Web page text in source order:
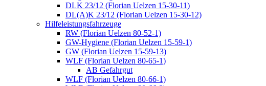
DLK 23/12 (Florian Uelzen 15-30-11)
DL(A)K 23/12 (Florian Uelzen 15-30-12)
Hilfeleistungsfahrzeuge
RW (Florian Uelzen 80-52-1)
GW-Hygiene (Florian Uelzen 15-59-1)
GW (Florian Uelzen 15-59-13)
WLF (Florian Uelzen 80-65-1)
AB Gefahrgut
WLF (Florian Uelzen 80-66-1)